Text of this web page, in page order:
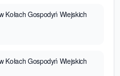
Kołach Gospodyń Wiejskich
Kołach Gospodyń Wiejskich